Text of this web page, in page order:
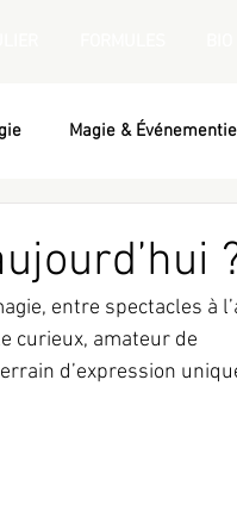
Magie &
entre spectacles à
curieux, amateur de
d’expression